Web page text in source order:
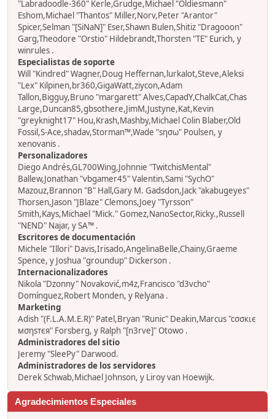
"Labradoodle-360" Kerle,Grudge,Michael "Oldiesmann"
Eshom,Michael "Thantos" Miller,Norv,Peter "Arantor"
Spicer,Selman "[SiNaN]" Eser,Shawn Bulen,Shitiz "Dragooon"
Garg,Theodore "Orstio" Hildebrandt,Thorsten "TE" Eurich, y
winrules .
Especialistas de soporte
Will "Kindred" Wagner,Doug Heffernan,lurkalot,Steve,Aleksi
"Lex" Kilpinen,br360,GigaWatt,ziycon,Adam
Tallon,Bigguy,Bruno "margarett" Alves,CapadY,ChalkCat,Chas
Large,Duncan85,gbsothere,JimM,Justyne,Kat,Kevin
"greyknight17" Hou,Krash,Mashby,Michael Colin Blaber,Old
Fossil,S-Ace,shadav,Storman™,Wade "sησω" Poulsen, y
xenovanis .
Personalizadores
Diego Andrés,GL700Wing,Johnnie "TwitchisMental"
Ballew,Jonathan "vbgamer45" Valentin,Sami "SychO"
Mazouz,Brannon "B" Hall,Gary M. Gadsdon,Jack "akabugeyes"
Thorsen,Jason "JBlaze" Clemons,Joey "Tyrsson"
Smith,Kays,Michael "Mick." Gomez,NanoSector,Ricky.,Russell
"NEND" Najar, y SA™ .
Escritores de documentación
Michele "Illori" Davis,Irisado,AngelinaBelle,Chainy,Graeme
Spence, y Joshua "groundup" Dickerson .
Internacionalizadores
Nikola "Dzonny" Novaković,m4z,Francisco "d3vcho"
Domínguez,Robert Monden, y Relyana .
Marketing
Adish "(F.L.A.M.E.R)" Patel,Bryan "Runic" Deakin,Marcus "cσσкιє
мσηѕтєя" Forsberg, y Ralph "[n3rve]" Otowo .
Administradores del sitio
Jeremy "SleePy" Darwood.
Administradores de los servidores
Derek Schwab,Michael Johnson, y Liroy van Hoewijk.
Agradecimientos Especiales